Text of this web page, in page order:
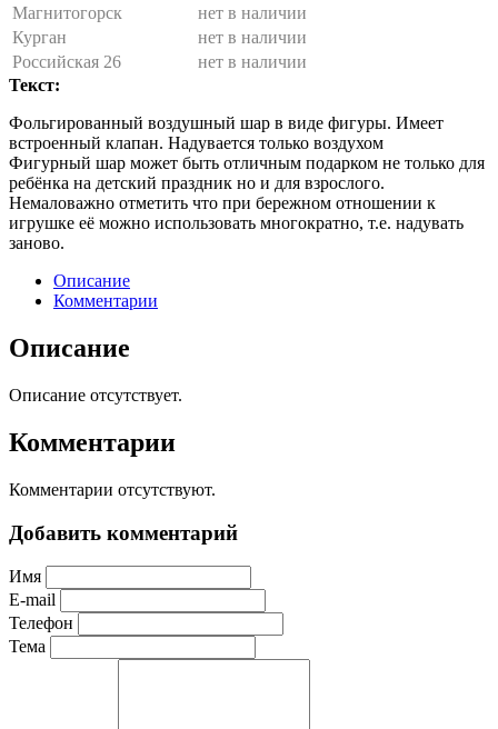
Магнитогорск
нет в наличии
Курган
нет в наличии
Российская 26
нет в наличии
Текст:
Фольгированный воздушный шар в виде фигуры. Имеет
встроенный клапан. Надувается только воздухом
Фигурный шар может быть отличным подарком не только для
ребёнка на детский праздник но и для взрослого.
Немаловажно отметить что при бережном отношении к
игрушке её можно использовать многократно, т.е. надувать
заново.
Описание
Комментарии
Описание
Описание отсутствует.
Комментарии
Комментарии отсутствуют.
Добавить комментарий
Имя
E-mail
Телефон
Тема